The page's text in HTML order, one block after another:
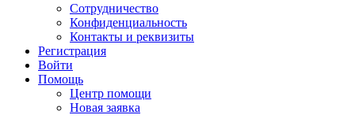
Сотрудничество
Конфиденциальность
Контакты и реквизиты
Регистрация
Войти
Помощь
Центр помощи
Новая заявка